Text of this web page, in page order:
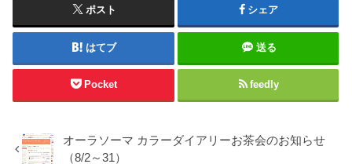
ポスト シェア
はてブ 送る
Pocket feedly
オーラソーマ カラーダイアリーお茶会のお知らせ
（8/2～31）